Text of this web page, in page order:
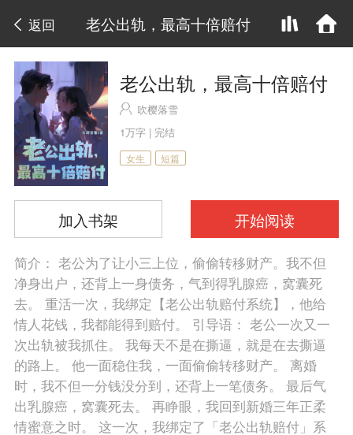
返回 老公出轨，最高十倍赔付
老公出轨，最高十倍赔付
吹樱落雪
1万字 | 完结
女生 短篇
加入书架 开始阅读
简介： 老公为了让小三上位，偷偷转移财产。我不但
净身出户，还背上一身债务，气到得乳腺癌，窝囊死
去。 重活一次，我绑定【老公出轨赔付系统】，他给
情人花钱，我都能得到赔付。 引导语： 老公一次又一
次出轨被我抓住。 我每天不是在撕逼，就是在去撕逼
的路上。 他一面稳住我，一面偷偷转移财产。 离婚
时，我不但一分钱没分到，还背上一笔债务。 最后气
出乳腺癌，窝囊死去。 再睁眼，我回到新婚三年正柔
情蜜意之时。 这一次，我绑定了「老公出轨赔付」系